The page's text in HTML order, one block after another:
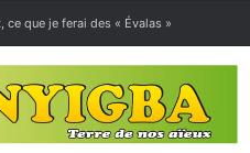
ce que je ferai des « Évalas »